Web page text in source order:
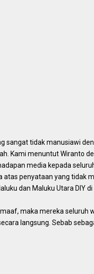
sangat tidak manusiawi
Kami menuntut Wiranto
media kepada
atas penyataan yang tidak
dan Maluku Utara DIY
maka mereka seluruh
langsung. Sebab